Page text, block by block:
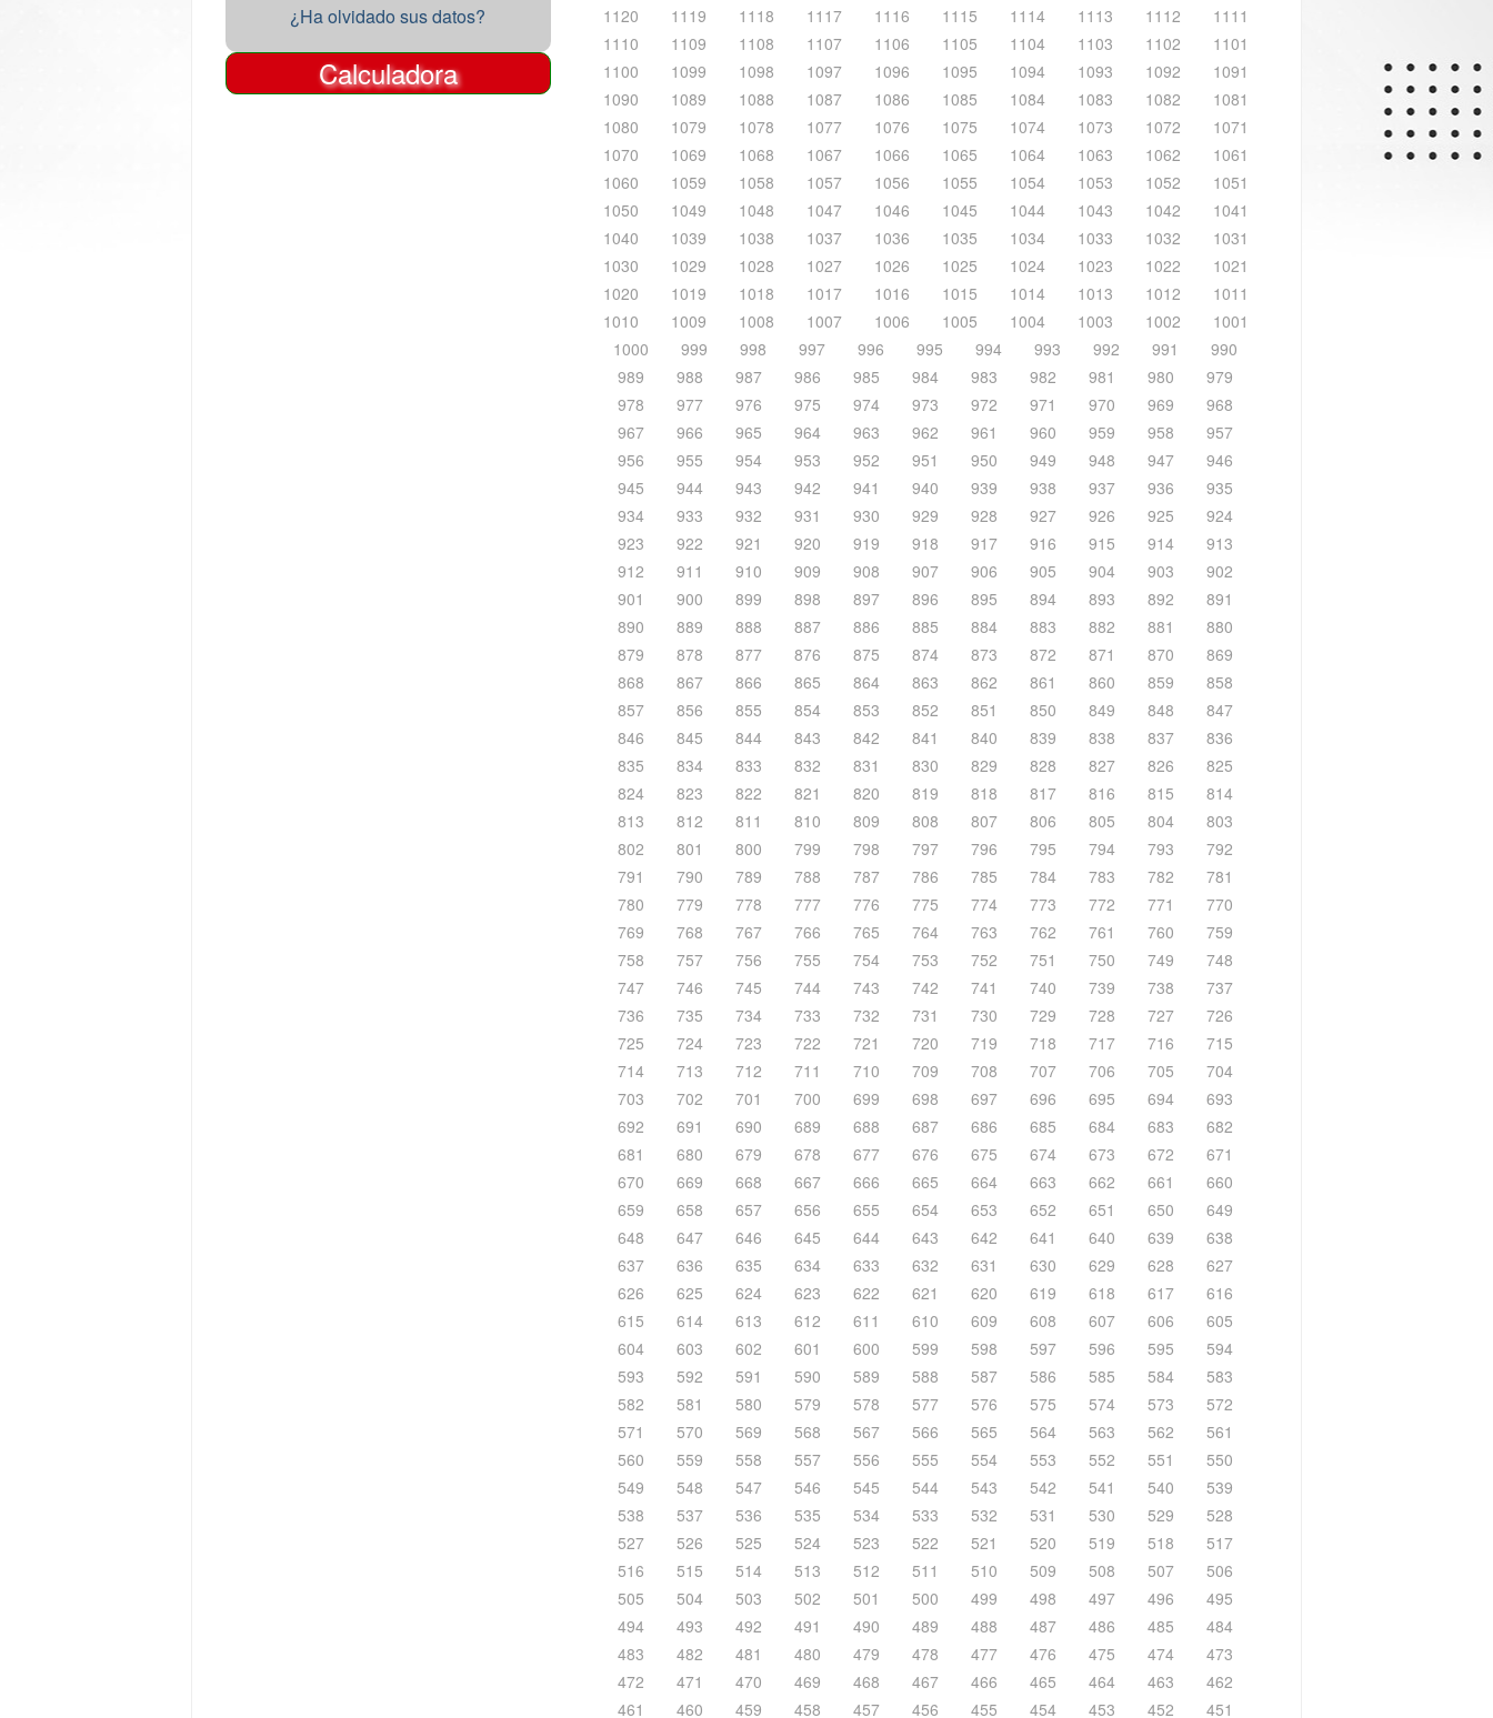
¿Ha olvidado sus datos?
Calculadora
1120
1119 1118 1117 1116 1115 1114 1113 1112
1111
1110
1109 1108 1107 1106 1105 1104 1103 1102
1101
1100
1099 1098 1097 1096 1095 1094 1093 1092
1091
1090
1089 1088 1087 1086 1085 1084 1083 1082
1081
1080
1079 1078 1077 1076 1075 1074 1073 1072
1071
1070
1069 1068 1067 1066 1065 1064 1063 1062
1061
1060
1059 1058 1057 1056 1055 1054 1053 1052
1051
1050
1049 1048 1047 1046 1045 1044 1043 1042
1041
1040
1039 1038 1037 1036 1035 1034 1033 1032
1031
1030
1029 1028 1027 1026 1025 1024 1023 1022
1021
1020
1019 1018 1017 1016 1015 1014 1013 1012
1011
1010
1009 1008 1007 1006 1005 1004 1003 1002
1001
1000
999 998 997 996 995 994 993 992 991
990
989
988 987 986 985 984 983 982 981 980
979
978
977 976 975 974 973 972 971 970 969
968
967
966 965 964 963 962 961 960 959 958
957
956
955 954 953 952 951 950 949 948 947
946
945
944 943 942 941 940 939 938 937 936
935
934
933 932 931 930 929 928 927 926 925
924
923
922 921 920 919 918 917 916 915 914
913
912
911 910 909 908 907 906 905 904 903
902
901
900 899 898 897 896 895 894 893 892
891
890
889 888 887 886 885 884 883 882 881
880
879
878 877 876 875 874 873 872 871 870
869
868
867 866 865 864 863 862 861 860 859
858
857
856 855 854 853 852 851 850 849 848
847
846
845 844 843 842 841 840 839 838 837
836
835
834 833 832 831 830 829 828 827 826
825
824
823 822 821 820 819 818 817 816 815
814
813
812 811 810 809 808 807 806 805 804
803
802
801 800 799 798 797 796 795 794 793
792
791
790 789 788 787 786 785 784 783 782
781
780
779 778 777 776 775 774 773 772 771
770
769
768 767 766 765 764 763 762 761 760
759
758
757 756 755 754 753 752 751 750 749
748
747
746 745 744 743 742 741 740 739 738
737
736
735 734 733 732 731 730 729 728 727
726
725
724 723 722 721 720 719 718 717 716
715
714
713 712 711 710 709 708 707 706 705
704
703
702 701 700 699 698 697 696 695 694
693
692
691 690 689 688 687 686 685 684 683
682
681
680 679 678 677 676 675 674 673 672
671
670
669 668 667 666 665 664 663 662 661
660
659
658 657 656 655 654 653 652 651 650
649
648
647 646 645 644 643 642 641 640 639
638
637
636 635 634 633 632 631 630 629 628
627
626
625 624 623 622 621 620 619 618 617
616
615
614 613 612 611 610 609 608 607 606
605
604
603 602 601 600 599 598 597 596 595
594
593
592 591 590 589 588 587 586 585 584
583
582
581 580 579 578 577 576 575 574 573
572
571
570 569 568 567 566 565 564 563 562
561
560
559 558 557 556 555 554 553 552 551
550
549
548 547 546 545 544 543 542 541 540
539
538
537 536 535 534 533 532 531 530 529
528
527
526 525 524 523 522 521 520 519 518
517
516
515 514 513 512 511 510 509 508 507
506
505
504 503 502 501 500 499 498 497 496
495
494
493 492 491 490 489 488 487 486 485
484
483
482 481 480 479 478 477 476 475 474
473
472
471 470 469 468 467 466 465 464 463
462
461
460 459 458 457 456 455 454 453 452 451